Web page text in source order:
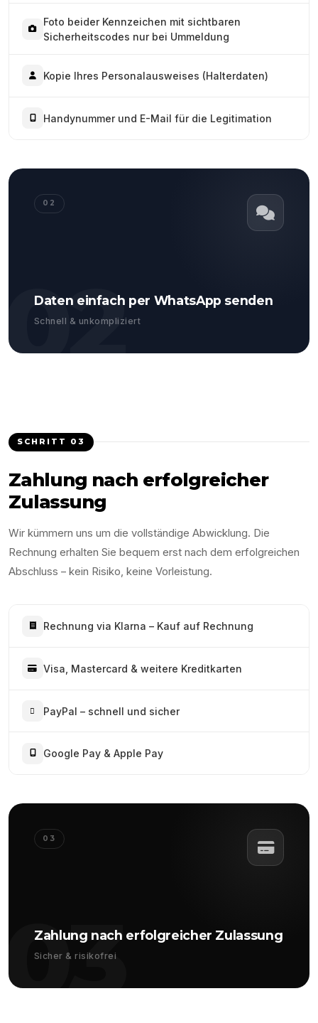
Foto beider Kennzeichen mit sichtbaren
Sicherheitscodes nur bei Ummeldung
Kopie Ihres Personalausweises (Halterdaten)
Handynummer und E-Mail für die Legitimation
02
02
Daten einfach per WhatsApp senden
Schnell & unkompliziert
SCHRITT 03
Zahlung nach erfolgreicher
Zulassung
Wir kümmern uns um die vollständige Abwicklung. Die
Rechnung erhalten Sie bequem erst nach dem erfolgreichen
Abschluss – kein Risiko, keine Vorleistung.
Rechnung via Klarna – Kauf auf Rechnung
Visa, Mastercard & weitere Kreditkarten
PayPal – schnell und sicher
Google Pay & Apple Pay
03
03
Zahlung nach erfolgreicher Zulassung
Sicher & risikofrei